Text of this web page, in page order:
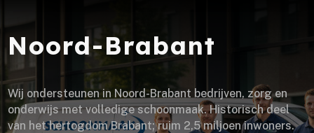
Noord-Brabant
Wij ondersteunen in Noord-Brabant bedrijven, zorg en
onderwijs met volledige schoonmaak. Historisch deel
van het hertogdom Brabant; ruim 2,5 miljoen inwoners.